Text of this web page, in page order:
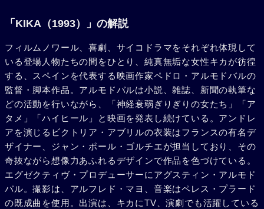
錯的な性嗜好のラモンまで遠くからその現場を見ていたこと
っかけに殺人者としてのニコラスの姿が浮き彫りにされてい
く。アンドレアは必死で真実を言わせようとニコラスと血み
どろの戦いになり、結局2人とも息絶えてしまう。キカはし
かしそうしたドラマに動揺はみせながらも、ラモンからも遠
ざかり、新しい人生に向けて歩んでいく。
「KIKA（1993）」の解説
フィルムノワール、喜劇、サイコドラマをそれぞれ体現して
いる登場人物たちの間をひとり、純真無垢な女性キカが彷徨
する、スペインを代表する映画作家ペドロ・アルモドバルの
監督・脚本作品。アルモドバルは小説、雑誌、新聞の執筆な
どの活動を行いながら、「神経衰弱ぎりぎりの女たち」「ア
タメ」「ハイヒール」と映画を発表し続けている。アンドレ
アを演じるビクトリア・アブリルの衣装はフランスの有名デ
ザイナー、ジャン・ポール・ゴルチエが担当しており、その
奇抜ながら想像力あふれるデザインで作品を色づけている。
エグゼクティヴ・プロデューサーにアグスティン・アルモド
バル。撮影は、アルフレド・マヨ、音楽はペレス・プラード
の既成曲を使用。出演は、キカにTV、演劇でも活躍している